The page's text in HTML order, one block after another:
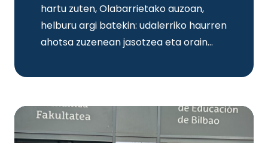
hartu zuten, Olabarrietako auzoan,
helburu argi batekin: udalerriko haurren
ahotsa zuzenean jasotzea eta orain…